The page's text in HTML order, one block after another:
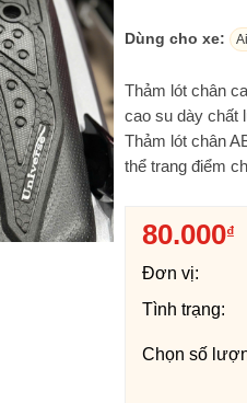
Dùng cho xe:
Thảm lót chân
cao su dày chất
Thảm lót chân
thể trang điểm
80.000₫
Đơn vị:
Tình trạng:
Chọn số